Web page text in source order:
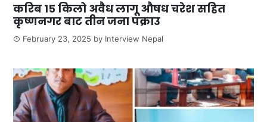
करिब १५ किलो अवैध लागू औषध चरेश सहित
कृष्णनगर बाट तीन जना पक्राउ
February 23, 2025 by Interview Nepal